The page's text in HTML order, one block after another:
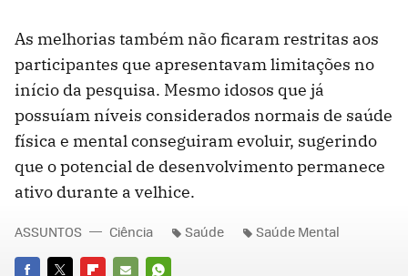
As melhorias também não ficaram restritas aos
participantes que apresentavam limitações no
início da pesquisa. Mesmo idosos que já
possuíam níveis considerados normais de saúde
física e mental conseguiram evoluir, sugerindo
que o potencial de desenvolvimento permanece
ativo durante a velhice.
ASSUNTOS Ciência Saúde Saúde Mental